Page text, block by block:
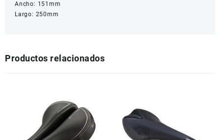
Ancho: 151mm
Largo: 250mm
Productos relacionados